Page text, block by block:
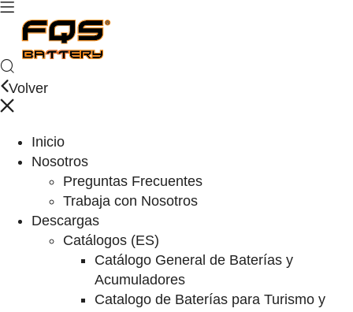
Volver
Inicio
Nosotros
Preguntas Frecuentes
Trabaja con Nosotros
Descargas
Catálogos (ES)
Catálogo General de Baterías y
Acumuladores
Catalogo de Baterías para Turismo y